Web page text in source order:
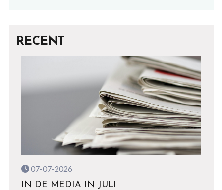
RECENT
07-07-2026
IN DE MEDIA IN JULI